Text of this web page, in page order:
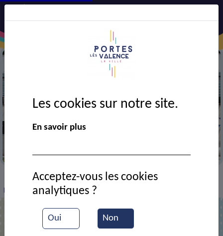
> VIE MUNICIPALE > Ressources documentaires
Décision 2026/45 - Signature d'un avenant
Décision 2026/45 - Signature d'un
Les cookies sur notre site.
En savoir plus
Oui Non
Acceptez-vous les cookies
analytiques ?